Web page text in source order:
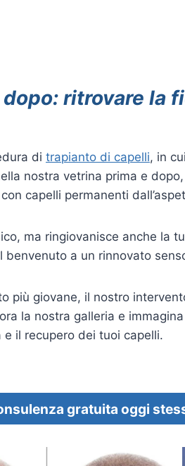
ritrovare la
di trapianto di capelli, in
nostra vetrina prima e
capelli permanenti
ma ringiovanisce anche la
a un rinnovato
più giovane, il nostro
la nostra galleria e
e il recupero dei tuoi capelli.
gratuita oggi